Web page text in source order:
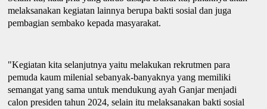
melaksanakan kegiatan lainnya berupa bakti sosial dan juga
pembagian sembako kepada masyarakat.
"Kegiatan kita selanjutnya yaitu melakukan rekrutmen para
pemuda kaum milenial sebanyak-banyaknya yang memiliki
semangat yang sama untuk mendukungayah Ganjar menjadi
calonpresiden tahun 2024, selain itu melaksanakan bakti sosial